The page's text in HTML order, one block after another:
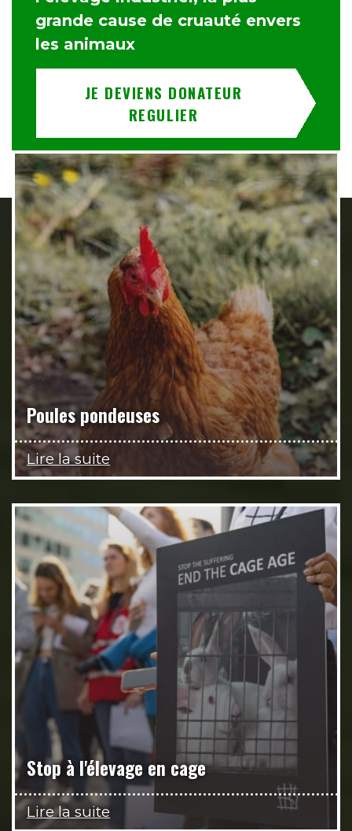
grande cause de cruauté envers
les animaux
JE DEVIENS DONATEUR
REGULIER
Poules pondeuses
Lire la suite
Stop à l'élevage en cage
Lire la suite